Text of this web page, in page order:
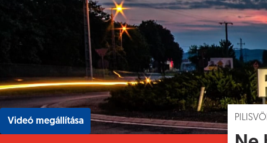
Videó megállítása
Hírek [ ]